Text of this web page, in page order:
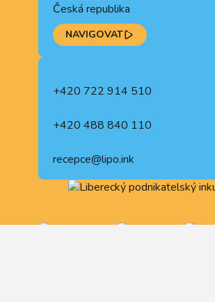
Česká republika
NAVIGOVAT
+420 722 914 510
+420 488 840 110
recepce@lipo.ink